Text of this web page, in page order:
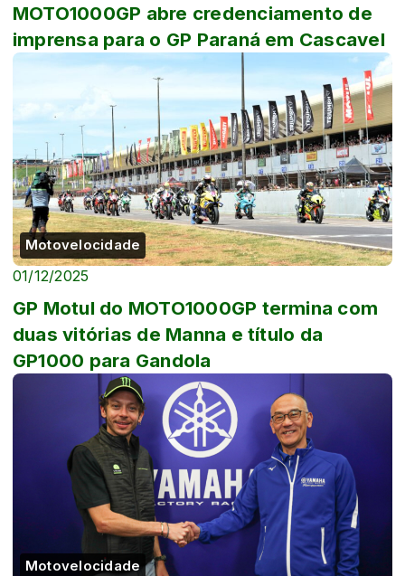
MOTO1000GP abre credenciamento de
imprensa para o GP Paraná em Cascavel
Motovelocidade
01/12/2025
GP Motul do MOTO1000GP termina com
duas vitórias de Manna e título da
GP1000 para Gandola
Motovelocidade